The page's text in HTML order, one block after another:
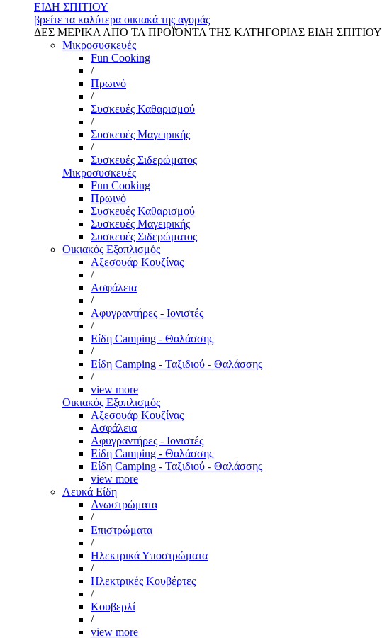
ΕΙΔΗ ΣΠΙΤΙΟΥ
βρείτε τα καλύτερα οικιακά της αγοράς
ΔΕΣ ΜΕΡΙΚΑ ΑΠΌ ΤΑ ΠΡΟΪΌΝΤΑ ΤΗΣ ΚΑΤΗΓΟΡΙΑΣ ΕΙΔΗ ΣΠΙΤΙΟΥ
Μικροσυσκευές
Fun Cooking
/
Πρωινό
/
Συσκευές Καθαρισμού
/
Συσκευές Μαγειρικής
/
Συσκευές Σιδερώματος
Μικροσυσκευές
Fun Cooking
Πρωινό
Συσκευές Καθαρισμού
Συσκευές Μαγειρικής
Συσκευές Σιδερώματος
Οικιακός Εξοπλισμός
Αξεσουάρ Κουζίνας
/
Ασφάλεια
/
Αφυγραντήρες - Ιονιστές
/
Είδη Camping - Θαλάσσης
/
Είδη Camping - Ταξιδιού - Θαλάσσης
/
view more
Οικιακός Εξοπλισμός
Αξεσουάρ Κουζίνας
Ασφάλεια
Αφυγραντήρες - Ιονιστές
Είδη Camping - Θαλάσσης
Είδη Camping - Ταξιδιού - Θαλάσσης
view more
Λευκά Είδη
Ανωστρώματα
/
Επιστρώματα
/
Ηλεκτρικά Υποστρώματα
/
Ηλεκτρικές Κουβέρτες
/
Κουβερλί
/
view more